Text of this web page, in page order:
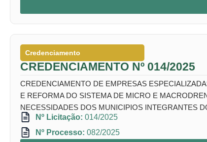
Credenciamento
CREDENCIAMENTO Nº 014/2025
CREDENCIAMENTO DE EMPRESAS
E REFORMA DO SISTEMA DE MICRO E
NECESSIDADES DOS MUNICIPIOS INTEGRANTES
Nº Licitação: 014/2025
Nº Processo: 082/2025